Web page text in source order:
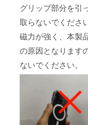
グリップ部分を引
取らないでください
磁力が強く、本製
の原因となります
ないでください。